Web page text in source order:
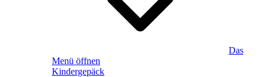
Das
Menü öffnen
Kindergepäck